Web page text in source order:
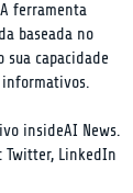
ferramenta
baseada no
sua capacidade
insideAI News.
Twitter, LinkedIn